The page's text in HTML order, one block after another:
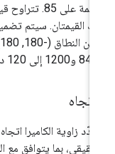
القيمتان. سيتم تضمين
زاوية الكاميرا اتجاه
بما يتوافق مع